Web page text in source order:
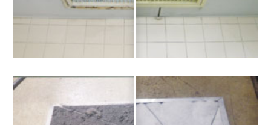
給気フィルター